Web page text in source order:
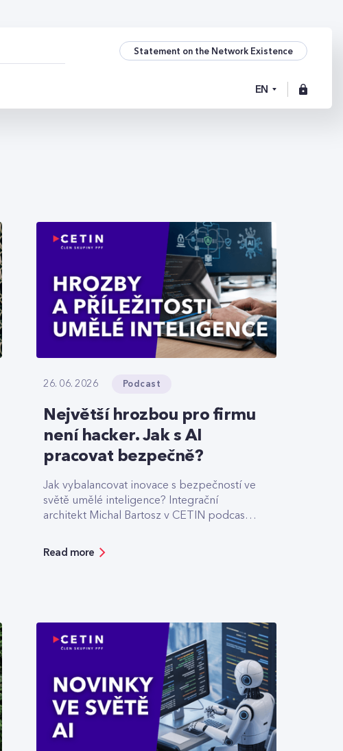
Statement on the Network Existence
EN
26. 06. 2026 Podcast
Největší hrozbou pro firmu
není hacker. Jak s AI
pracovat bezpečně?
Jak vybalancovat inovace s bezpečností ve
světě umělé inteligence? Integrační
architekt Michal Bartosz v CETIN podcastu
Varuje před riziky podcenění bezpečnosti,
Read more